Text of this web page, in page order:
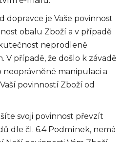
dopravce je Vaše povinnost
obalu Zboží a v případě
neprodleně
V případě, že došlo k závadě
neoprávněné manipulaci a
povinností Zboží od
svoji povinnost převzít
dle čl. 6.4 Podmínek, nemá